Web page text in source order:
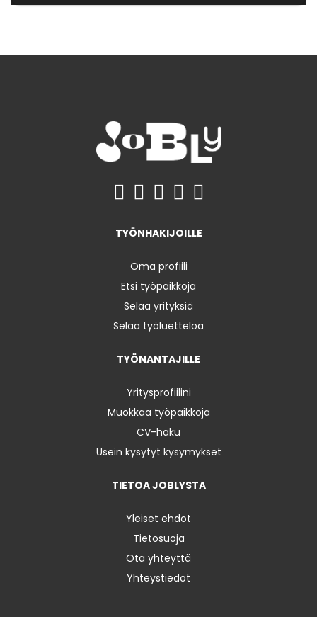
TYÖNHAKIJOILLE
Oma profiili
Etsi työpaikkoja
Selaa yrityksiä
Selaa työluetteloa
TYÖNANTAJILLE
Yritysprofiilini
Muokkaa työpaikkoja
CV-haku
Usein kysytyt kysymykset
TIETOA JOBLYSTA
Yleiset ehdot
Tietosuoja
Ota yhteyttä
Yhteystiedot